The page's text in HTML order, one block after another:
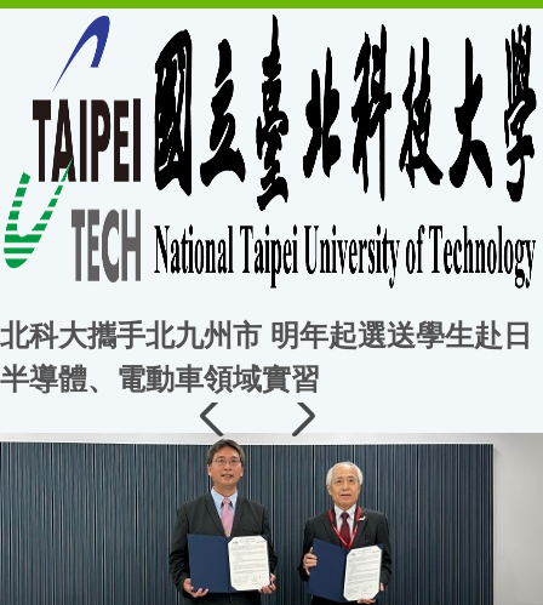
北科大攜手北九州市 明年起選送學生赴日
半導體、電動車領域實習